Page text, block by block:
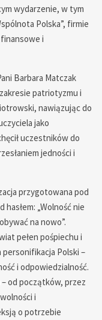
wydarzenie, w tym
Polska”, firmie
i
Barbara Matczak
patriotyzmu i
nawiązując do
jako
uczestników do
jedności i
przygotowana pod
„Wolność nie
na nowo”.
pełen pośpiechu i
Polski –
i odpowiedzialność.
od początków, przez
i
o potrzebie